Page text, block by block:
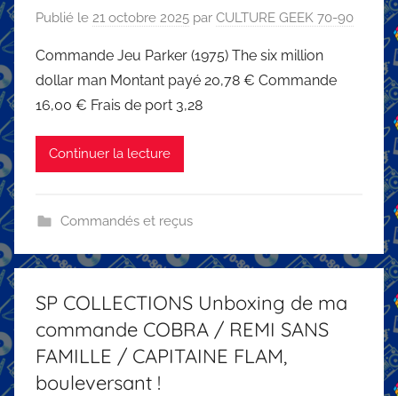
Publié le 21 octobre 2025 par CULTURE GEEK 70-90
Commande Jeu Parker (1975) The six million
dollar man Montant payé 20,78 € Commande
16,00 € Frais de port 3,28
Continuer la lecture
Commandés et reçus
SP COLLECTIONS Unboxing de ma
commande COBRA / REMI SANS
FAMILLE / CAPITAINE FLAM,
bouleversant !